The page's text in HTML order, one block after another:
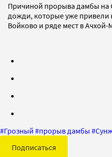
Причиной прорыва дамбы на
дожди, которые уже привели
Войково и ряде мест в
#Грозный #прорыв дамбы #
Подписаться